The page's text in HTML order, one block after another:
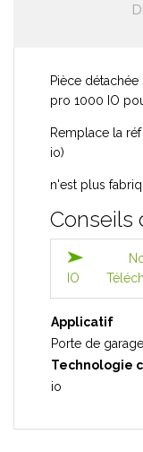
Pièce détachée
pro 1000 IO
Remplace la
io)
n'est plus
Conseils
IO
Applicatif
Porte de garage
Technologie
io